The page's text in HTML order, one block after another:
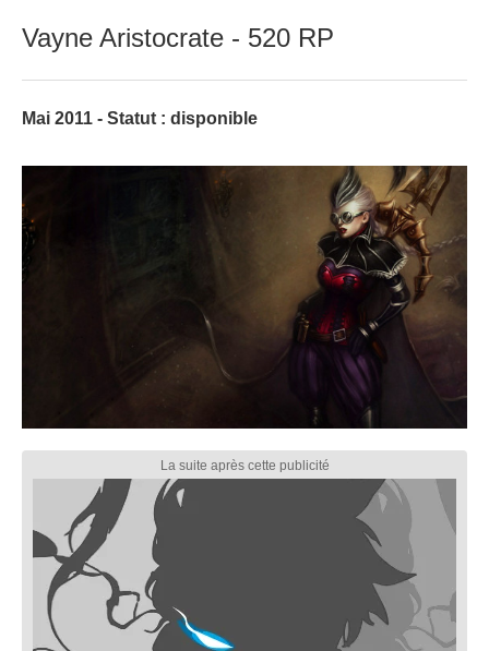
Vayne Aristocrate - 520 RP
Mai 2011 - Statut : disponible